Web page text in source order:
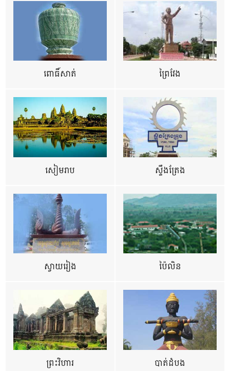
ពោធិ៍សាត់ ព្រៃវែង
សៀមរាប ស្ទឹងត្រែង
ស្វាយរៀង ប៉ៃលិន
ព្រះវិហារ បាត់ដំបង